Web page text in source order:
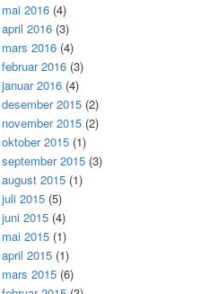
mai 2016 (4)
april 2016 (3)
mars 2016 (4)
februar 2016 (3)
januar 2016 (4)
desember 2015 (2)
november 2015 (2)
oktober 2015 (1)
september 2015 (3)
august 2015 (1)
juli 2015 (5)
juni 2015 (4)
mai 2015 (1)
april 2015 (1)
mars 2015 (6)